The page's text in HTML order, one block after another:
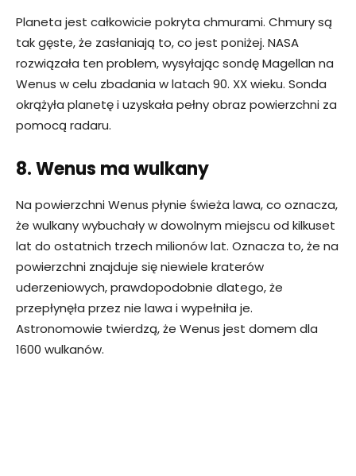
Planeta jest całkowicie pokryta chmurami. Chmury są
tak gęste, że zasłaniają to, co jest poniżej. NASA
rozwiązała ten problem, wysyłając sondę Magellan na
Wenus w celu zbadania w latach 90. XX wieku. Sonda
okrążyła planetę i uzyskała pełny obraz powierzchni za
pomocą radaru.
8. Wenus ma wulkany
Na powierzchni Wenus płynie świeża lawa, co oznacza,
że ​​wulkany wybuchały w dowolnym miejscu od kilkuset
lat do ostatnich trzech milionów lat. Oznacza to, że na
powierzchni znajduje się niewiele kraterów
uderzeniowych, prawdopodobnie dlatego, że
przepłynęła przez nie lawa i wypełniła je.
Astronomowie twierdzą, że Wenus jest domem dla
1600 wulkanów.